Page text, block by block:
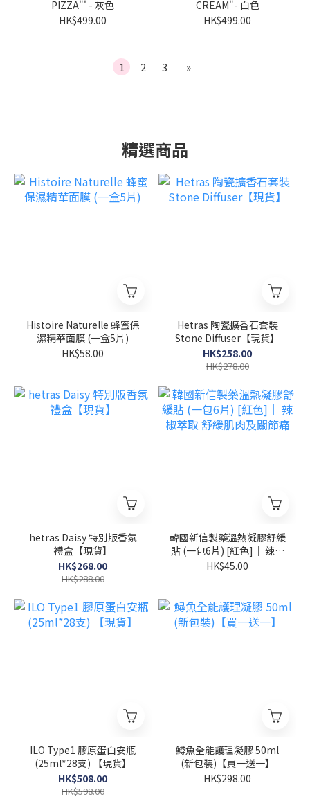
PIZZA"' - 灰色
HK$499.00
CREAM"- 白色
HK$499.00
1 2 3 »
精選商品
Histoire Naturelle 蜂蜜保
濕精華面膜 (一盒5片)
HK$58.00
Hetras 陶瓷擴香石套裝
Stone Diffuser【現貨】
HK$258.00
HK$278.00
hetras Daisy 特別版香氛
禮盒【現貨】
HK$268.00
HK$288.00
韓國新信製藥溫熱凝膠舒緩
貼 (一包6片) [紅色]｜ 辣椒
萃取 舒緩肌肉及關節痛
HK$45.00
ILO Type1 膠原蛋白安瓶
(25ml*28支) 【現貨】
HK$508.00
HK$598.00
鱘魚全能護理凝膠 50ml
(新包裝)【買一送一】
HK$298.00